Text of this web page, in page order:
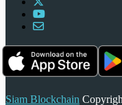
Siam Blockchain